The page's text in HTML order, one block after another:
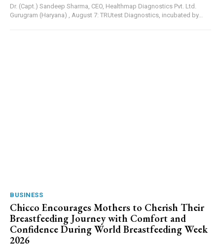
Dr. (Capt.) Sandeep Sharma, CEO, Healthmap Diagnostics Pvt. Ltd.
Gurugram (Haryana) , August 7: TRUtest Diagnostics, incubated by...
BUSINESS
Chicco Encourages Mothers to Cherish Their
Breastfeeding Journey with Comfort and
Confidence During World Breastfeeding Week
2026